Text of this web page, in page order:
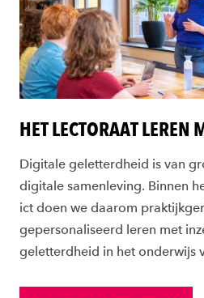
HET LECTORAAT LEREN
Digitale geletterdheid is van
digitale samenleving. Binnen
ict doen we daarom
gepersonaliseerd leren met
geletterdheid in het onderwijs